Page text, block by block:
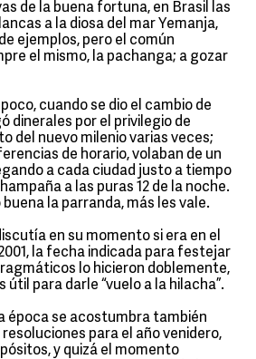
de la buena fortuna, en Brasil las
a la diosa del mar Yemanja,
ejemplos, pero el común
el mismo, la pachanga; a gozar
cuando se dio el cambio de
dinerales por el privilegio de
del nuevo milenio varias veces;
de horario, volaban de un
a cada ciudad justo a tiempo
a las puras 12 de la noche.
la parranda, más les vale.
en su momento si era en el
la fecha indicada para festejar
lo hicieron doblemente,
para darle “vuelo a la hilacha”.
época se acostumbra también
para el año venidero,
y quizá el momento